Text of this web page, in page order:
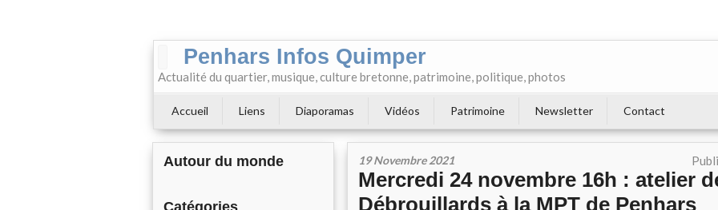
Penhars Infos Quimper
Actualité du quartier, musique, culture bretonne, patrimoine, politique, photos
Accueil Liens Diaporamas Vidéos Patrimoine Newsletter Contact
Autour du monde
Catégories
19 Novembre 2021
Mercredi 24 novembre 16h : atelier
Débrouillards à la MPT de Penhars